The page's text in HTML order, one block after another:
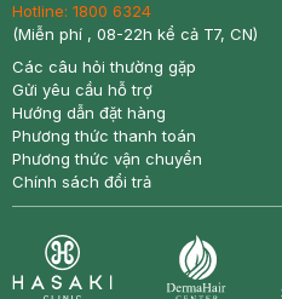
Hotline: 1800 6324
(Miễn phí , 08-22h kể cả T7, CN)
Các câu hỏi thường gặp
Gửi yêu cầu hỗ trợ
Hướng dẫn đặt hàng
Phương thức thanh toán
Phương thức vận chuyển
Chính sách đổi trả